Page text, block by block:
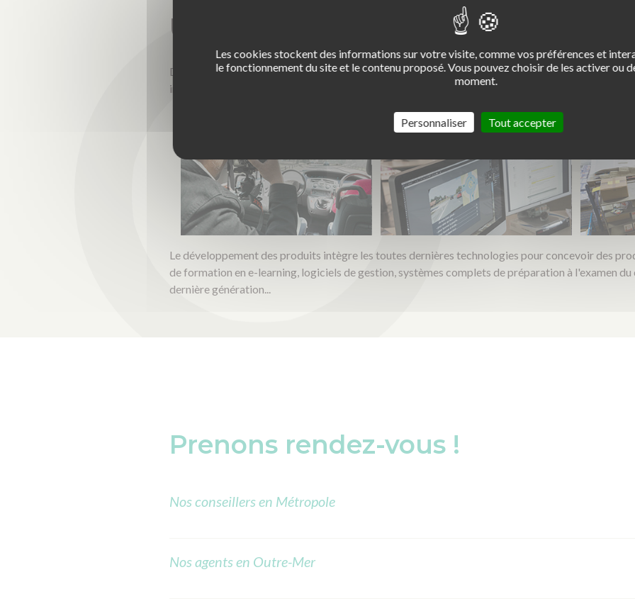
Un savoir-faire inégalé
De la définition du produit jusqu'à sa commercialisation, Codes Rousseau assurechaque étape
intégration garantit une parfaite maîtrise du contenu et permet de maintenir un niveau de qualité
Le développement des produits intègre les toutes dernières technologies pour concevoir des
de formation en e-learning, logiciels de gestion, systèmes complets de préparation à l'examen
dernière génération...
Prenons rendez-vous !
Nos conseillers en Métropole
Nos agents en Outre-Mer
Les cookies stockent des informations sur votre visite, comme vos préférences et
le fonctionnement du site et le contenu proposé. Vous pouvez choisir de les activer ou
moment.
Tout accepter
Personnaliser